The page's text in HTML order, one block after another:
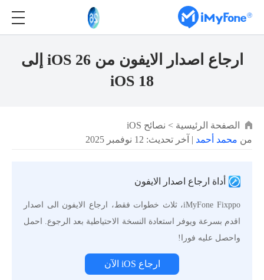
ارجاع اصدار الايفون من iOS 26 إلى
iOS 18
الصفحة الرئيسية > نصائح iOS
من محمد أحمد | آخر تحديث: 12 نوفمبر 2025
أداة ارجاع اصدار الايفون
iMyFone Fixppo، ثلاث خطوات فقط، ارجاع الايفون الى اصدار
اقدم بسرعة ويوفر استعادة النسخة الاحتياطية بعد الرجوع. احمل
واحصل عليه فورا!
ارجاع iOS الآن